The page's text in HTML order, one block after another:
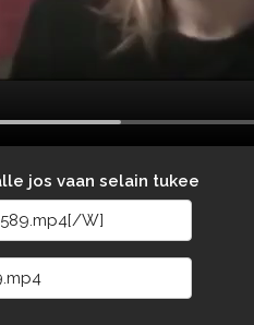
jos vaan selain tukee